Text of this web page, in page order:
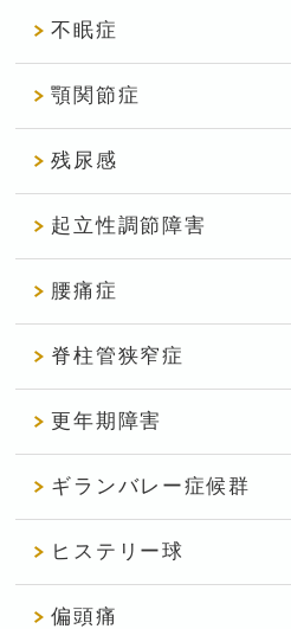
不眠症
顎関節症
残尿感
起立性調節障害
腰痛症
脊柱管狭窄症
更年期障害
ギランバレー症候群
ヒステリー球
偏頭痛